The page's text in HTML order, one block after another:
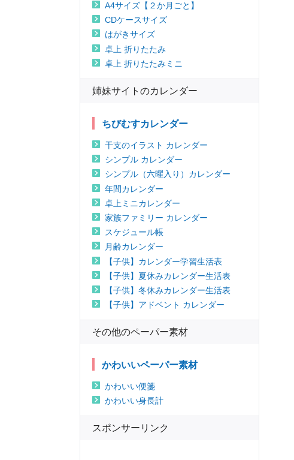
A4サイズ【２か月ごと】
CDケースサイズ
はがきサイズ
卓上 折りたたみ
卓上 折りたたみミニ
姉妹サイトのカレンダー
ちびむすカレンダー
干支のイラスト カレンダー
シンプル カレンダー
シンプル（六曜入り）カレンダー
年間カレンダー
卓上ミニカレンダー
家族ファミリー カレンダー
スケジュール帳
月齢カレンダー
【子供】カレンダー学習生活表
【子供】夏休みカレンダー生活表
【子供】冬休みカレンダー生活表
【子供】アドベント カレンダー
その他のペーパー素材
かわいいペーパー素材
かわいい便箋
かわいい身長計
スポンサーリンク